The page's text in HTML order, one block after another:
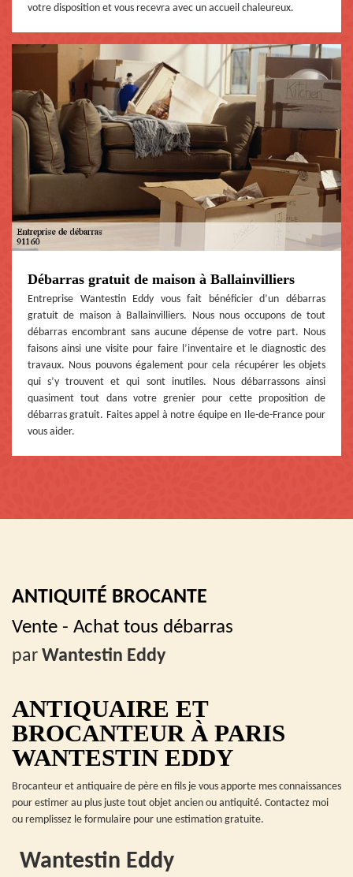
votre disposition et vous recevra avec un accueil chaleureux.
Débarras gratuit de maison à Ballainvilliers
Entreprise Wantestin Eddy vous fait bénéficier d’un débarras
gratuit de maison à Ballainvilliers. Nous nous occupons de tout
débarras encombrant sans aucune dépense de votre part. Nous
faisons ainsi une visite pour faire l’inventaire et le diagnostic des
travaux. Nous pouvons également pour cela récupérer les objets
qui s’y trouvent et qui sont inutiles. Nous débarrassons ainsi
quasiment tout dans votre grenier pour cette proposition de
débarras gratuit. Faites appel à notre équipe en Ile-de-France pour
vous aider.
ANTIQUITÉ BROCANTE
Vente - Achat tous débarras
par Wantestin Eddy
ANTIQUAIRE ET
BROCANTEUR À PARIS
WANTESTIN EDDY
Brocanteur et antiquaire de père en fils je vous apporte mes connaissances
pour estimer au plus juste tout objet ancien ou antiquité. Contactez moi
ou remplissez le formulaire pour une estimation gratuite.
Wantestin Eddy